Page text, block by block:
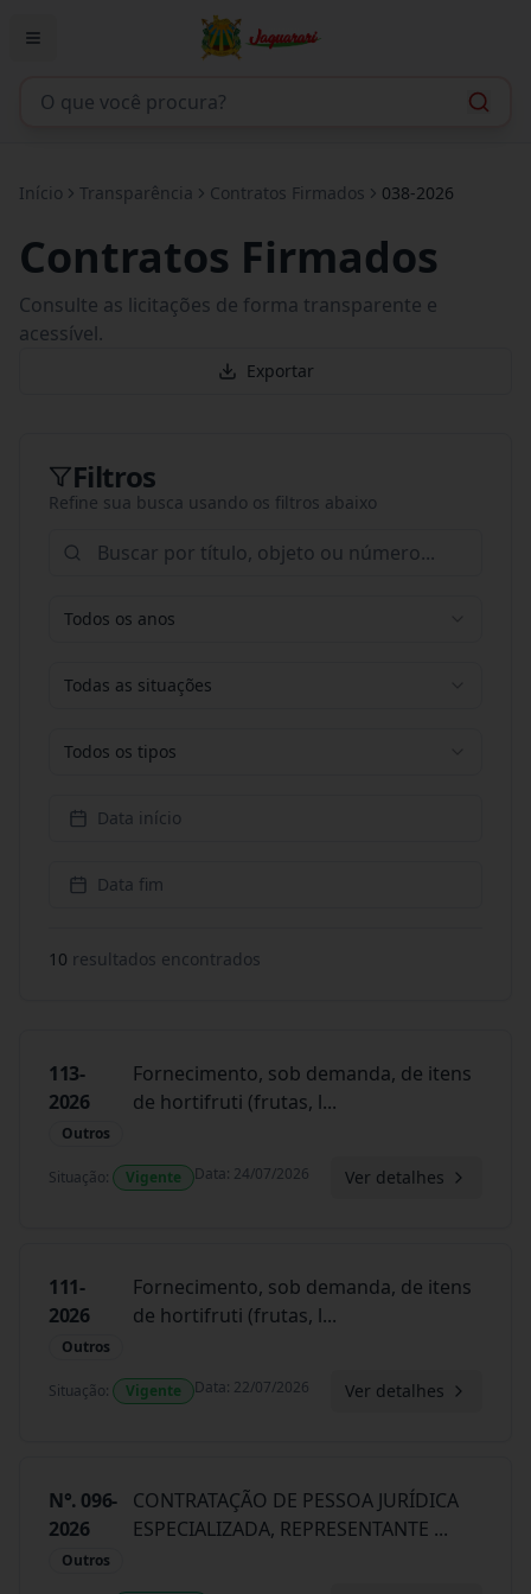
Início Transparência Contratos Firmados 038-2026
Contratos Firmados
Consulte as licitações de forma transparente e
acessível.
Exportar
Filtros
Refine sua busca usando os filtros abaixo
Todos os anos
Todas as situações
Todos os tipos
Data início
Data fim
10 resultados encontrados
113-
2026
Outros
Fornecimento, sob demanda, de itens
de hortifruti (frutas, l...
Situação: Vigente Data: 24/07/2026 Ver detalhes
111-
2026
Outros
Fornecimento, sob demanda, de itens
de hortifruti (frutas, l...
Situação: Vigente Data: 22/07/2026 Ver detalhes
N°. 096-
2026
Outros
CONTRATAÇÃO DE PESSOA JURÍDICA
ESPECIALIZADA, REPRESENTANTE ...